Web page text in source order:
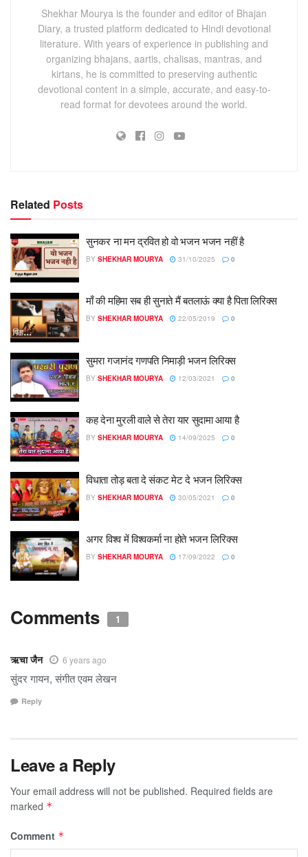
Shekhar Mourya is the founder and editor of Bhajan
Diary, a trusted platform dedicated to Hindi devotional
literature. With years of experience in publishing and
organizing bhajans, aartis, chalisas, mantras, and
kirtans, he is committed to preserving authentic
devotional content in a simple, accurate, and easy-to-
read format for devotees around the world.
Related Posts
सुनकर ना मन द्रवित हो वो भजन भजन नहीं है
BY SHEKHAR MOURYA 31/10/2025 0
माँ की महिमा सब ही सुनाते मैं बतलाऊं क्या है पिता लिरिक्स
BY SHEKHAR MOURYA 22/05/2019 0
सुमरा गजानंद गणपति निमाड़ी भजन लिरिक्स
BY SHEKHAR MOURYA 12/03/2021 0
कह देना मुरली वाले से तेरा यार सुदामा आया है
BY SHEKHAR MOURYA 14/09/2025 0
विधाता तोड़ बता दे संकट मेट दे भजन लिरिक्स
BY SHEKHAR MOURYA 30/05/2021 0
अगर विश्व में विश्वकर्मा ना होते भजन लिरिक्स
BY SHEKHAR MOURYA 17/09/2022 0
Comments 1
ऋचा जैन 6 years ago
सुंदर गायन, संगीत एवम लेखन
Reply
Leave a Reply
Your email address will not be published. Required fields are
marked *
Comment *